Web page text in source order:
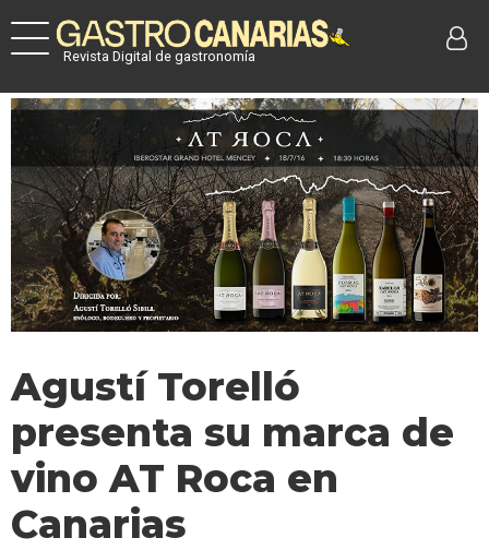
Revista Digital de gastronomía
Agustí Torelló
presenta su marca de
vino AT Roca en
Canarias